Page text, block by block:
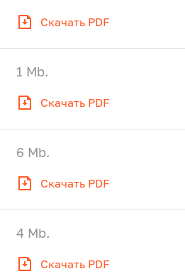
Скачать PDF
Скачать PDF
1 Mb.
Скачать PDF
6 Mb.
Скачать PDF
4 Mb.